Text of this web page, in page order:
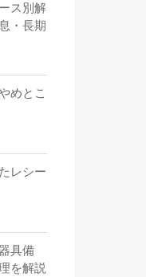
ス別解
・長期
めとこ
レシー
具備
を解説